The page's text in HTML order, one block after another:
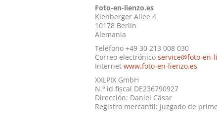
Foto-en-lienzo.es
Kienberger Allee 4
10178 Berlín
Alemania
Teléfono +49 30 213 008 030
Correo electrónico service@foto-en-
Internet www.foto-en-lienzo.es
XXLPIX GmbH
N.º id fiscal DE236790927
Dirección: Daniel Cäsar
Registro mercantil: Juzgado de